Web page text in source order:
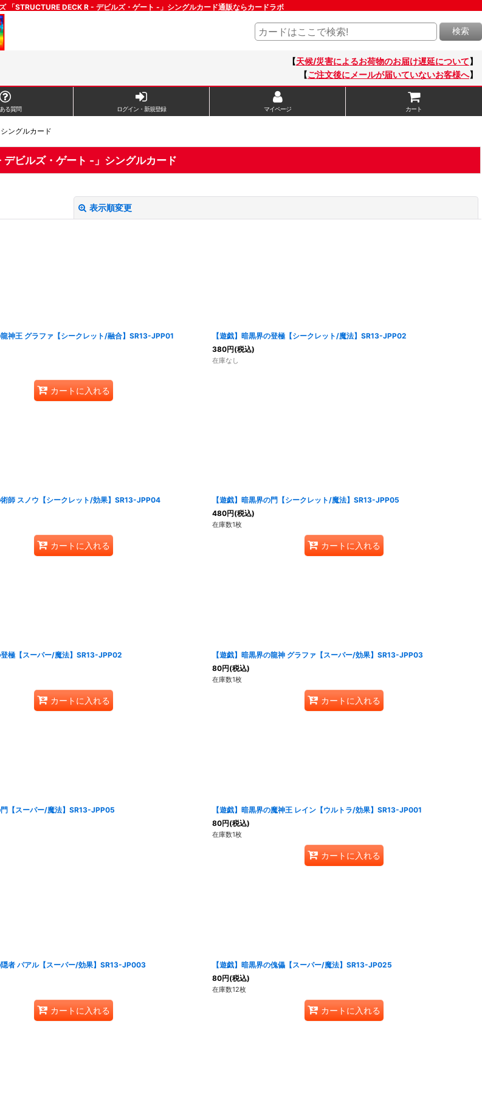
「STRUCTURE DECK R - デビルズ・ゲート -」シングルカード通販ならカードラボ
検索
【天候/災害によるお荷物のお届け遅延について】
【ご注文後にメールが届いていないお客様へ】
る質問 ログイン・新規登録 マイページ カート
ングルカード
デビルズ・ゲート -」シングルカード
表示順変更
絞り込む
龍神王 グラファ【シークレット/融合】SR13-JPP01
カートに入れる
【遊戯】暗黒界の登極【シークレット/魔法】SR13-JPP02
380円(税込)
在庫なし
術師 スノウ【シークレット/効果】SR13-JPP04
カートに入れる
【遊戯】暗黒界の門【シークレット/魔法】SR13-JPP05
480円(税込)
在庫数1枚
カートに入れる
登極【スーパー/魔法】SR13-JPP02
カートに入れる
【遊戯】暗黒界の龍神 グラファ【スーパー/効果】SR13-JPP03
80円(税込)
在庫数1枚
カートに入れる
門【スーパー/魔法】SR13-JPP05
【遊戯】暗黒界の魔神王 レイン【ウルトラ/効果】SR13-JP001
80円(税込)
在庫数1枚
カートに入れる
隠者 パアル【スーパー/効果】SR13-JP003
カートに入れる
【遊戯】暗黒界の傀儡【スーパー/魔法】SR13-JP025
80円(税込)
在庫数12枚
カートに入れる